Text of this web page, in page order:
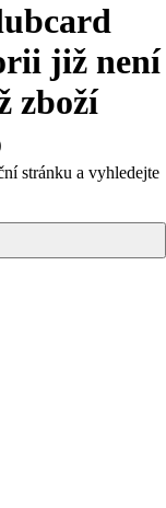
již není
zboží
stránku a vyhledejte